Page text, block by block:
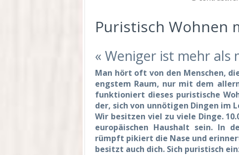
Puristisch Wohnen
« Weniger ist mehr als
Man hört oft von den Menschen,
engstem Raum, nur mit dem
funktioniert dieses puristische
der, sich von unnötigen Dingen im
Wir besitzen viel zu viele Dinge.
europäischen Haushalt sein. In
rümpft pikiert die Nase und
besitzt auch dich. Sich puristisch